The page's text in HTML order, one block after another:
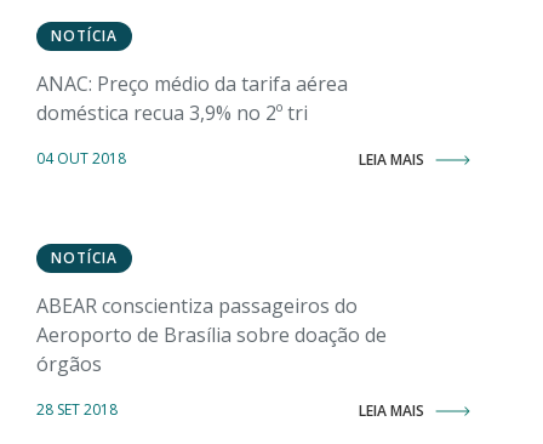
NOTÍCIA
ANAC: Preço médio da tarifa aérea
doméstica recua 3,9% no 2º tri
04 OUT 2018 LEIA MAIS
NOTÍCIA
ABEAR conscientiza passageiros do
Aeroporto de Brasília sobre doação de
órgãos
28 SET 2018 LEIA MAIS